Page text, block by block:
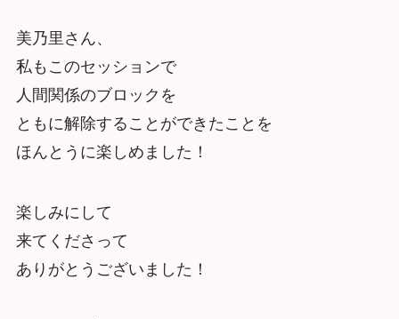
美乃里さん、
私もこのセッションで
人間関係のブロックを
ともに解除することができたことを
ほんとうに楽しめました！
楽しみにして
来てくださって
ありがとうございました！